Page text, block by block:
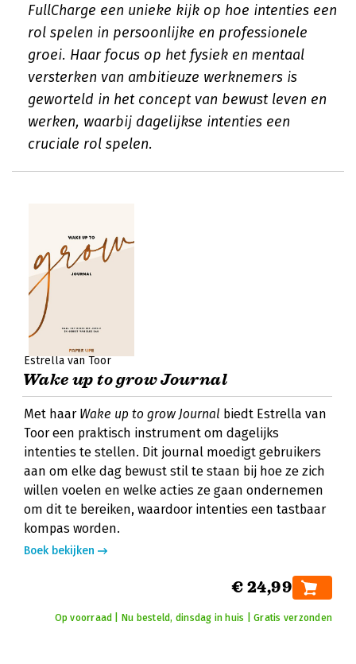
FullCharge een unieke kijk op hoe intenties een
rol spelen in persoonlijke en professionele
groei. Haar focus op het fysiek en mentaal
versterken van ambitieuze werknemers is
geworteld in het concept van bewust leven en
werken, waarbij dagelijkse intenties een
cruciale rol spelen.
Estrella van Toor
Wake up to grow Journal
Met haar Wake up to grow Journal biedt Estrella van
Toor een praktisch instrument om dagelijks
intenties te stellen. Dit journal moedigt gebruikers
aan om elke dag bewust stil te staan bij hoe ze zich
willen voelen en welke acties ze gaan ondernemen
om dit te bereiken, waardoor intenties een tastbaar
kompas worden.
Boek bekijken
€ 24,99
Op voorraad | Nu besteld, dinsdag in huis | Gratis verzonden